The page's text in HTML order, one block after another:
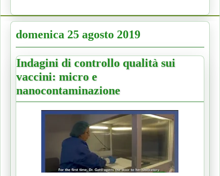
domenica 25 agosto 2019
Indagini di controllo qualità sui
vaccini: micro e
nanocontaminazione